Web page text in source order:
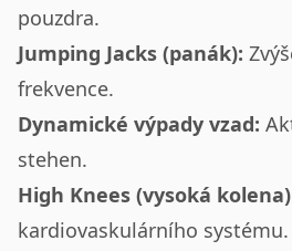
pouzdra.
Jumping Jacks (panák):
frekvence.
Dynamické výpady vzad:
stehen.
High Knees (vysoká
kardiovaskulárního systému.